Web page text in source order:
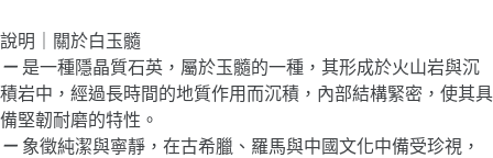
說明｜關於白玉髓
－ 是一種隱晶質石英，屬於玉髓的一種，其形成於火山岩與沉
積岩中，經過長時間的地質作用而沉積，內部結構緊密，使其具
備堅韌耐磨的特性。
－ 象徵純潔與寧靜，在古希臘、羅馬與中國文化中備受珍視，